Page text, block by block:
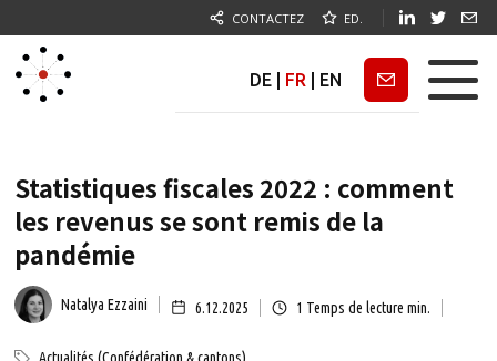
CONTACTEZ ED.
DE FR EN Newsletter
Statistiques fiscales 2022 : comment
les revenus se sont remis de la
pandémie
Natalya Ezzaini 6.12.2025 1 Temps de lecture min.